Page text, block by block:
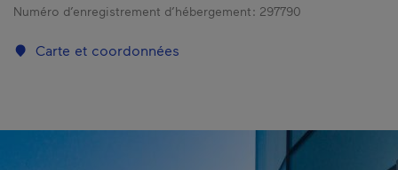
Numéro d’enregistrement d’hébergement : 297790
Carte et coordonnées